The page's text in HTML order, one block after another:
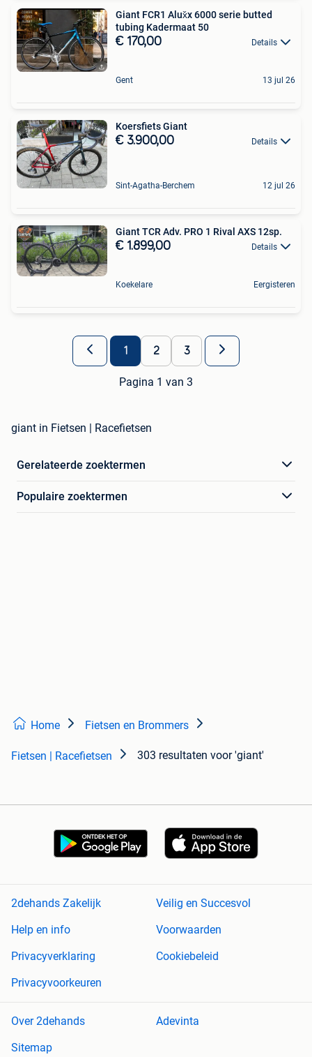
Giant FCR1 Alux̌x 6000 serie butted
tubing Kadermaat 50
€ 170,00 Details
Gent 13 jul 26
Koersfiets Giant
€ 3.900,00 Details
Sint-Agatha-Berchem 12 jul 26
Giant TCR Adv. PRO 1 Rival AXS 12sp.
€ 1.899,00 Details
Koekelare Eergisteren
1 2 3
Pagina 1 van 3
giant in Fietsen | Racefietsen
Gerelateerde zoektermen
Populaire zoektermen
Home Fietsen en Brommers
Fietsen | Racefietsen 303 resultaten voor 'giant'
2dehands Zakelijk
Veilig en Succesvol
Help en info
Voorwaarden
Privacyverklaring
Cookiebeleid
Privacyvoorkeuren
Over 2dehands
Adevinta
Sitemap